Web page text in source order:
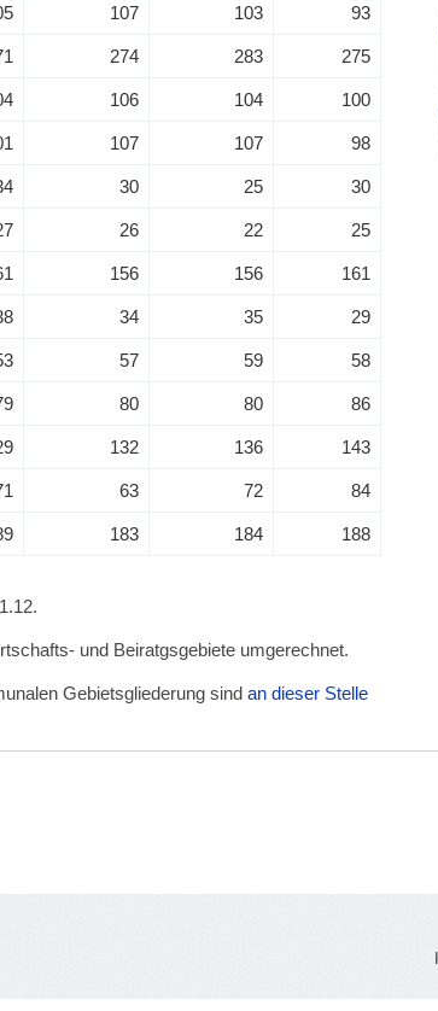
107 103 93
274 283 275
106 104 100
107 107 98
30 25 30
26 22 25
156 156 161
34 35 29
57 59 58
80 80 86
132 136 143
63 72 84
183 184 188
und Beiratgsgebiete umgerechnet.
Gebietsgliederung sind an dieser Stelle